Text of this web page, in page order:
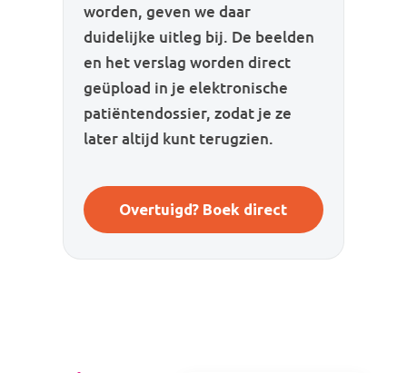
worden, geven we daar
duidelijke uitleg bij. De beelden
en het verslag worden direct
geüpload in je elektronische
patiëntendossier, zodat je ze
later altijd kunt terugzien.
Overtuigd? Boek direct